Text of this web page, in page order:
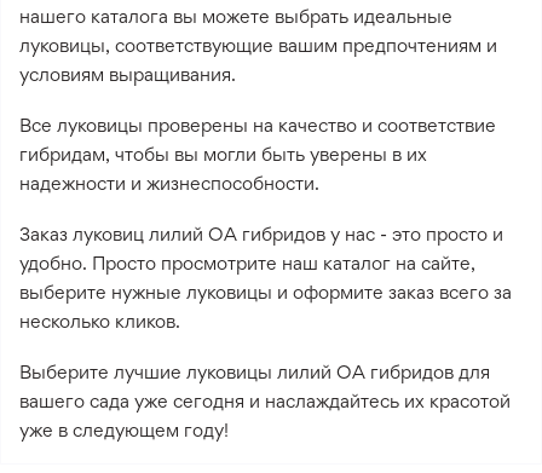
нашего каталога вы можете выбрать идеальные
луковицы, соответствующие вашим предпочтениям и
условиям выращивания.
Все луковицы проверены на качество и соответствие
гибридам, чтобы вы могли быть уверены в их
надежности и жизнеспособности.
Заказ луковиц лилий ОА гибридов у нас - это просто и
удобно. Просто просмотрите наш каталог на сайте,
выберите нужные луковицы и оформите заказ всего за
несколько кликов.
Выберите лучшие луковицы лилий ОА гибридов для
вашего сада уже сегодня и наслаждайтесь их красотой
уже в следующем году!